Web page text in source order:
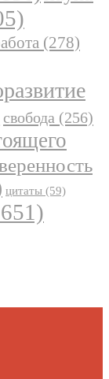
(278)
свобода (256)
цитаты (59)